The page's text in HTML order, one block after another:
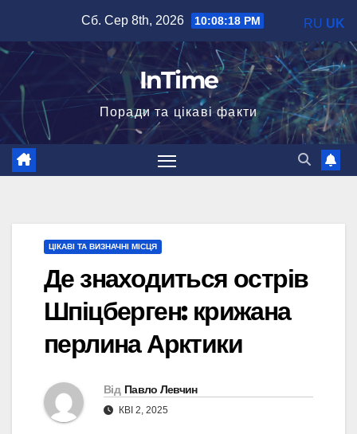
вмісту
Сб. Сер 8th, 2026 10:08:19 PM
InTime
Поради та цікаві факти
ЦІКАВІ ТА ВИЗНАЧНІ МІСЦЯ
Де знаходиться острів
Шпіцберген: крижана
перлина Арктики
Від Павло Левчин
КВІ 2, 2025
RU UK